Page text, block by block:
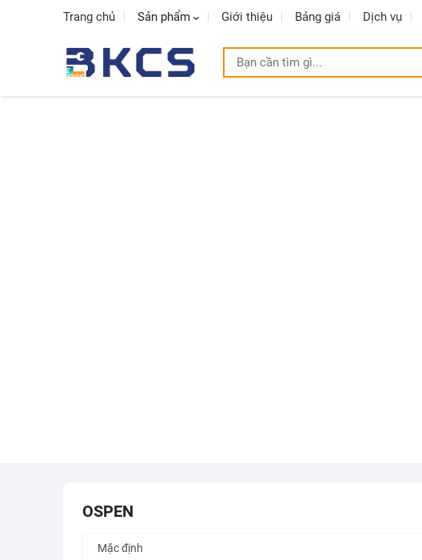
Trang chủ Sản phẩm Giới thiệu Bảng giá Dịch vụ
OSPEN